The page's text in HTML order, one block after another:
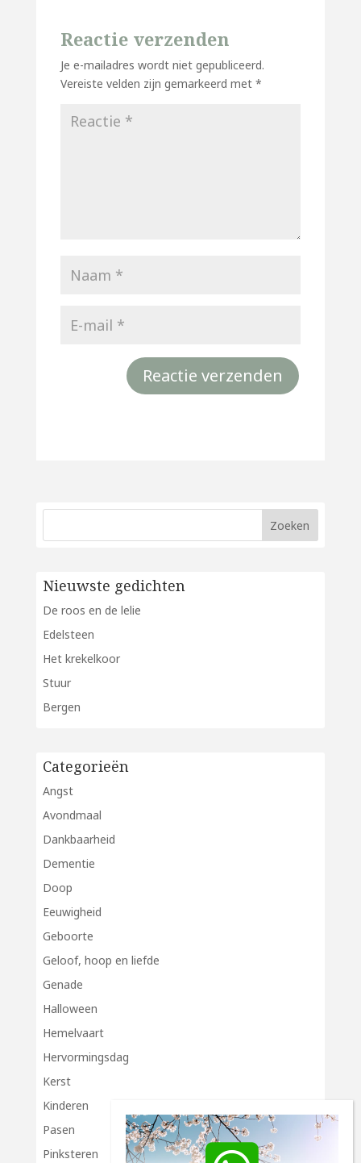
Reactie verzenden
Je e-mailadres wordt niet gepubliceerd.
Vereiste velden zijn gemarkeerd met *
Nieuwste gedichten
De roos en de lelie
Edelsteen
Het krekelkoor
Stuur
Bergen
Categorieën
Angst
Avondmaal
Dankbaarheid
Dementie
Doop
Eeuwigheid
Geboorte
Geloof, hoop en liefde
Genade
Halloween
Hemelvaart
Hervormingsdag
Kerst
Kinderen
Pasen
Pinksteren